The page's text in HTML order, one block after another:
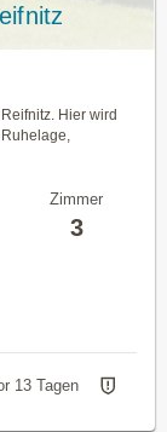
Hier wird
Zimmer
3
13 Tagen